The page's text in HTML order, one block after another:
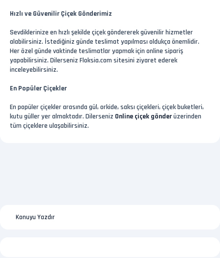
Hızlı ve Güvenilir Çiçek Gönderimiz
Sevdiklerinize en hızlı şekilde çiçek göndererek güvenilir hizmetler
alabilirsiniz. İstediğiniz günde teslimat yapılması oldukça önemlidir.
Her özel günde vaktinde teslimatlar yapmak için online sipariş
yapabilirsiniz. Dilerseniz Floksia.com sitesini ziyaret ederek
inceleyebilirsiniz.
En Popüler Çiçekler
En popüler çiçekler arasında gül, orkide, saksı çiçekleri, çiçek buketleri,
kutu güller yer almaktadır. Dilerseniz Online çiçek gönderüzerinden
tüm çiçeklere ulaşabilirsiniz.
Konuyu Yazdır